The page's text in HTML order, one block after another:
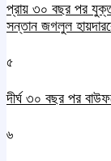
প্রায় ৩০ বছর পর
সন্তান জগলুল
৫
দীর্ঘ ৩০ বছর পর
৬